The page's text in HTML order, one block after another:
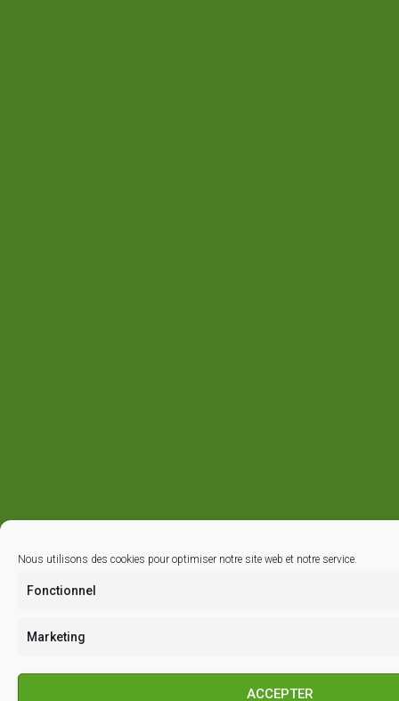
Nous utilisons des cookies pour optimiser notre site web et notre service.
Fonctionnel
Marketing
ACCEPTER